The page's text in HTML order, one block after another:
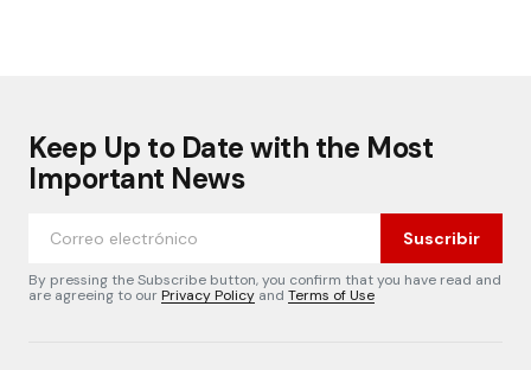
Keep Up to Date with the Most
Important News
Suscribir
By pressing the Subscribe button, you confirm that you have read and
are agreeing to ourPrivacy Policy and Terms of Use